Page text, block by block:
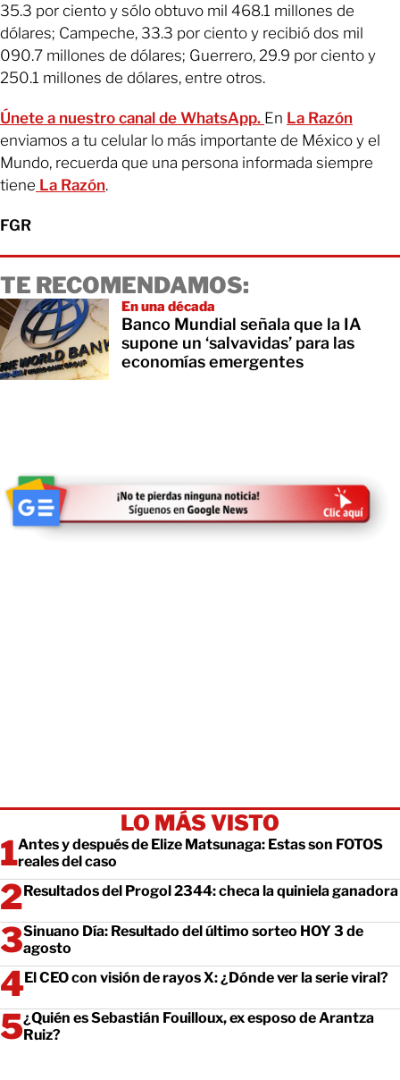
35.3 por ciento y sólo obtuvo mil 468.1 millones de
dólares; Campeche, 33.3 por ciento y recibió dos mil
090.7 millones de dólares; Guerrero, 29.9 por ciento y
250.1 millones de dólares, entre otros.
Únete a nuestro canal de WhatsApp. En La Razón
enviamos a tu celular lo más importante de México y el
Mundo, recuerda que una persona informada siempre
tiene La Razón.
FGR
TE RECOMENDAMOS:
En una década
Banco Mundial señala que la IA
supone un ‘salvavidas’ para las
economías emergentes
LO MÁS VISTO
Antes y después de Elize Matsunaga: Estas son FOTOS
reales del caso
Resultados del Progol 2344: checa la quiniela ganadora
Sinuano Día: Resultado del último sorteo HOY 3 de
agosto
El CEO con visión de rayos X: ¿Dónde ver la serie viral?
¿Quién es Sebastián Fouilloux, ex esposo de Arantza
Ruiz?